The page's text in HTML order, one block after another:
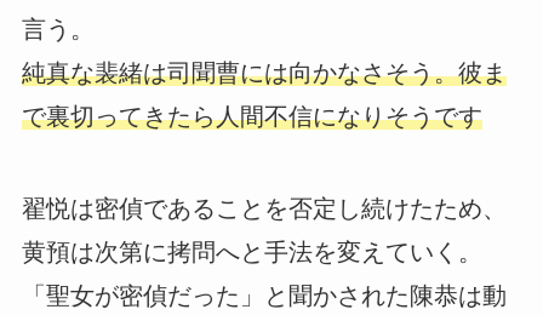
言う。
純真な裴緒は司聞曹には向かなさそう。彼ま
で裏切ってきたら人間不信になりそうです
翟悦は密偵であることを否定し続けたため、
黄預は次第に拷問へと手法を変えていく。
「聖女が密偵だった」と聞かされた陳恭は動